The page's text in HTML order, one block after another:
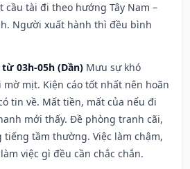
tài đi theo hướng Tây Nam –
Người xuất hành thì đều bình
03h-05h (Dần) Mưu sự khó
mịt. Kiện cáo tốt nhất nên hoãn
tin về. Mất tiền, mất của nếu đi
mới thấy. Đề phòng tranh cãi,
tiếng tầm thường. Việc làm chậm,
việc gì đều cần chắc chắn.